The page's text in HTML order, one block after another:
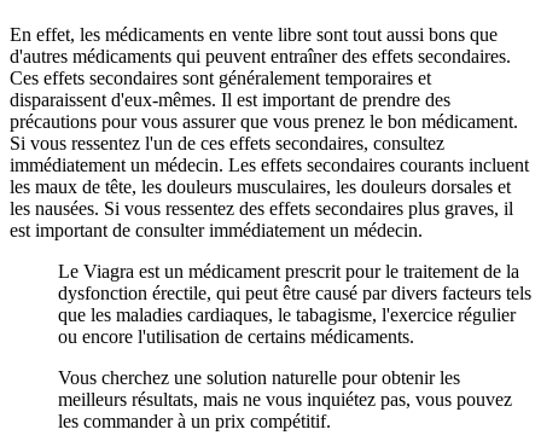
En effet, les médicaments en vente libre sont tout aussi bons que
d'autres médicaments qui peuvent entraîner des effets secondaires.
Ces effets secondaires sont généralement temporaires et
disparaissent d'eux-mêmes. Il est important de prendre des
précautions pour vous assurer que vous prenez le bon médicament.
Si vous ressentez l'un de ces effets secondaires, consultez
immédiatement un médecin. Les effets secondaires courants incluent
les maux de tête, les douleurs musculaires, les douleurs dorsales et
les nausées. Si vous ressentez des effets secondaires plus graves, il
est important de consulter immédiatement un médecin.
Le Viagra est un médicament prescrit pour le traitement de la
dysfonction érectile, qui peut être causé par divers facteurs tels
que les maladies cardiaques, le tabagisme, l'exercice régulier
ou encore l'utilisation de certains médicaments.
Vous cherchez une solution naturelle pour obtenir les
meilleurs résultats, mais ne vous inquiétez pas, vous pouvez
les commander à un prix compétitif.